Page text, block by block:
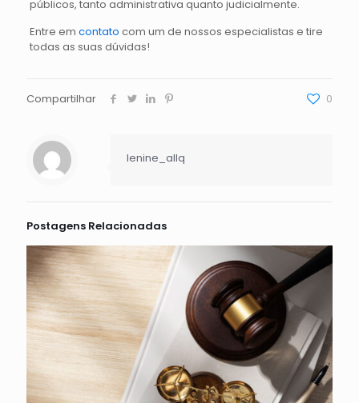
públicos, tanto administrativa quanto judicialmente.
Entre em contato com um de nossos especialistas e tire
todas as suas dúvidas!
Compartilhar 0
lenine_allq
Postagens Relacionadas